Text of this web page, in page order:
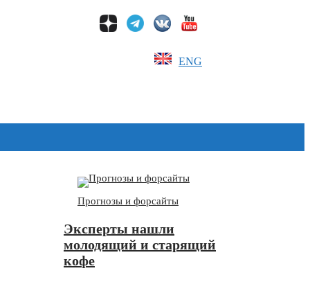
ENG
Прогнозы и форсайты
Эксперты нашли
молодящий и старящий
кофе